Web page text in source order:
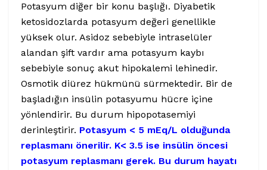
Potasyum diğer bir konu başlığı. Diyabetik
ketosidozlarda potasyum değeri genellikle
yüksek olur. Asidoz sebebiyle intraselüler
alandan şift vardır ama potasyum kaybı
sebebiyle sonuç akut hipokalemi lehinedir.
Osmotik diürez hükmünü sürmektedir. Bir de
başladığın insülin potasyumu hücre içine
yönlendirir. Bu durum hipopotasemiyi
derinleştirir. Potasyum < 5 mEq/L olduğunda
replasmanı önerilir. K< 3.5 ise insülin öncesi
potasyum replasmanı gerek. Bu durum hayatı